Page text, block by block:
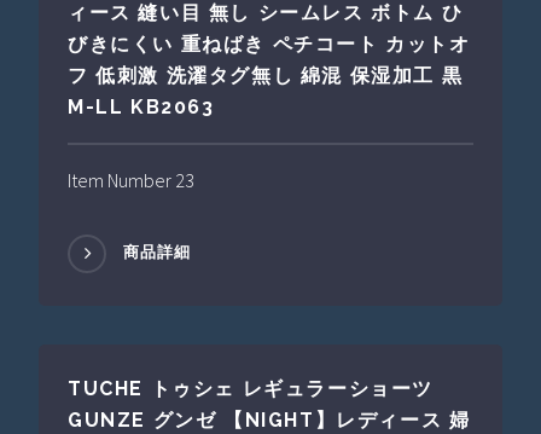
ィース 縫い目 無し シームレス ボトム ひ
びきにくい 重ねばき ペチコート カットオ
フ 低刺激 洗濯タグ無し 綿混 保湿加工 黒
M-LL KB2063
Item Number 23
商品詳細
TUCHE トゥシェ レギュラーショーツ
GUNZE グンゼ 【NIGHT】レディース 婦